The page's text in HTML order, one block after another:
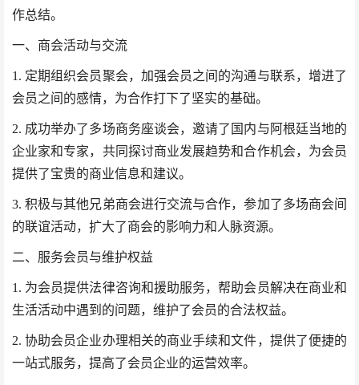
作总结。
一、商会活动与交流
1. 定期组织会员聚会，加强会员之间的沟通与联系，增进了
会员之间的感情，为合作打下了坚实的基础。
2. 成功举办了多场商务座谈会，邀请了 国内与 阿根廷当地的
企业家和专家，共同探讨商业发展趋势和合作机会，为会员
提供了宝贵的商业信息和建议。
3. 积极与其他兄弟商会进行交流与合作，参加了多场商会间
的联谊活动，扩大了商会的影响力和人脉资源。
二、服务会员与维护权益
1. 为会员提供法律咨询和援助服务，帮助会员解决在商业和
生活活动中遇到的问题，维护了会员的合法权益。
2. 协助会员企业办理相关的商业手续和文件，提供了便捷的
一站式服务，提高了会员企业的运营效率。